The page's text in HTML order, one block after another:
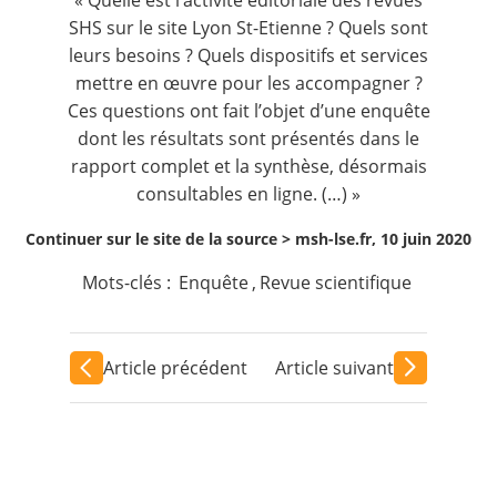
SHS sur le site Lyon St-Etienne ? Quels sont
leurs besoins ? Quels dispositifs et services
mettre en œuvre pour les accompagner ?
Ces questions ont fait l’objet d’une enquête
dont les résultats sont présentés dans le
rapport complet et la synthèse, désormais
consultables en ligne. (…) »
Continuer sur le site de la source > msh-lse.fr, 10 juin 2020
Mots-clés : Enquête, Revue scientifique
Article précédent Article suivant